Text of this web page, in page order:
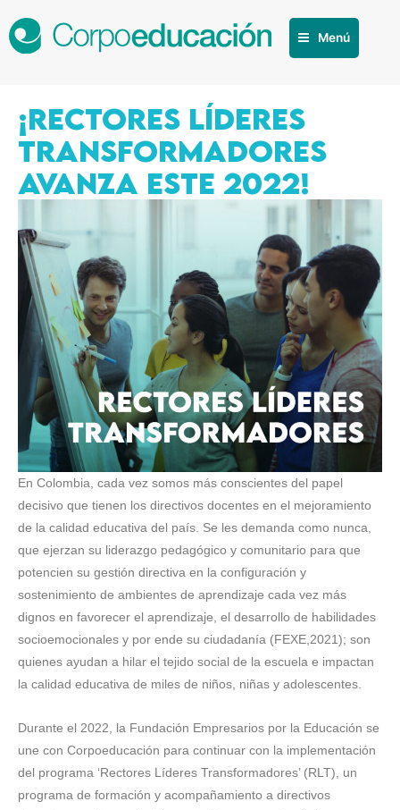
Menú
¡RECTORES LÍDERES
TRANSFORMADORES
AVANZA ESTE 2022!
En Colombia, cada vez somos más conscientes del papel
decisivo que tienen los directivos docentes en el mejoramiento
de la calidad educativa del país. Se les demanda como nunca,
que ejerzan su liderazgo pedagógico y comunitario para que
potencien su gestión directiva en la configuración y
sostenimiento de ambientes de aprendizaje cada vez más
dignos en favorecer el aprendizaje, el desarrollo de habilidades
socioemocionales y por ende su ciudadanía (FEXE,2021); son
quienes ayudan a hilar el tejido social de la escuela e impactan
la calidad educativa de miles de niños, niñas y adolescentes.
Durante el 2022, la Fundación Empresarios por la Educación se
une con Corpoeducación para continuar con la implementación
del programa ‘Rectores Líderes Transformadores’ (RLT), un
programa de formación y acompañamiento a directivos